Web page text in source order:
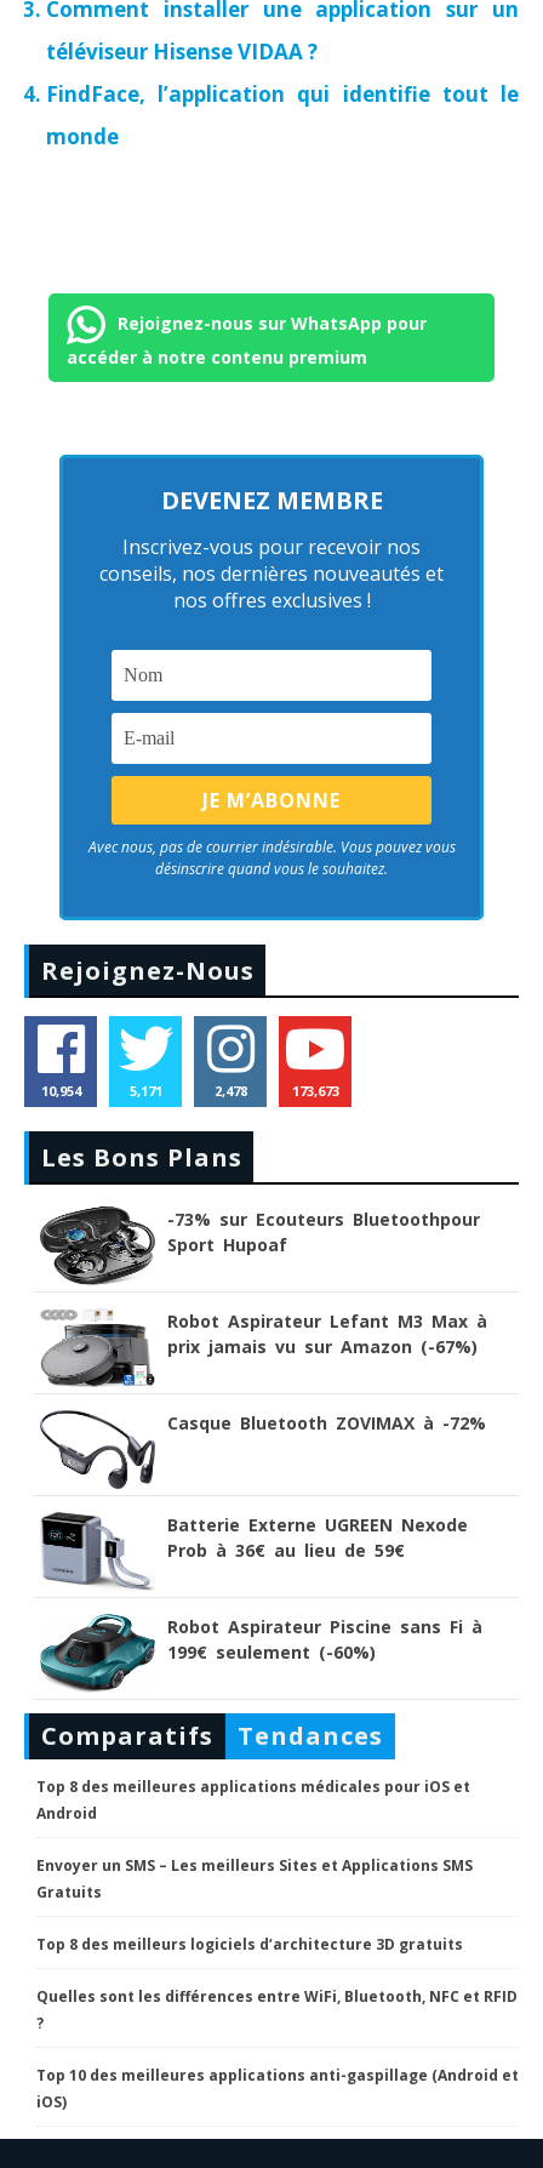
Comment installer une application sur un
téléviseur Hisense VIDAA ?
FindFace, l’application qui identifie tout le
monde
Rejoignez-nous sur WhatsApp pour
accéder à notre contenu premium
DEVENEZ MEMBRE
Inscrivez-vous pour recevoir nos
conseils, nos dernières nouveautés et
nos offres exclusives !
Avec nous, pas de courrier indésirable. Vous pouvez vous
désinscrire quand vous le souhaitez.
Rejoignez-Nous
10,954 5,171 2,478 173,673
Les Bons Plans
-73% sur Ecouteurs Bluetoothpour
Sport Hupoaf
Robot Aspirateur Lefant M3 Max à
prix jamais vu sur Amazon (-67%)
Casque Bluetooth ZOVIMAX à -72%
Batterie Externe UGREEN Nexode
Prob à 36€ au lieu de 59€
Robot Aspirateur Piscine sans Fi à
199€ seulement (-60%)
Comparatifs Tendances
Top 8 des meilleures applications médicales pour iOS et
Android
Envoyer un SMS – Les meilleurs Sites et Applications SMS
Gratuits
Top 8 des meilleurs logiciels d’architecture 3D gratuits
Quelles sont les différences entre WiFi, Bluetooth, NFC et RFID
?
Top 10 des meilleures applications anti-gaspillage (Android et
iOS)